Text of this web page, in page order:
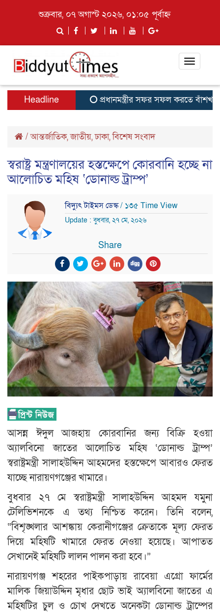
শুক্রবার, ০৭ অগাস্ট ২০২৬, ০১:০৫ পূর্বাহ্ন
Toggle
Headline প্রধানমন্ত্রীর সফর সফল করতে
/আন্তর্জাতিক,জাতীয়,ঢাকা,বিশেষ সংবাদ
স্বরাষ্ট্র মন্ত্রণালয়ের হস্তক্ষেপে কোরবানি হচ্ছে না
আলোচিত মহিষ ‘ডোনাল্ড ট্রাম্প’
বিদ্যুৎ টাইমস ডেস্ক/ ১৩৫ Time View
Update : বুধবার, ২৭ মে, ২০২৬
Share
আসন্ন ঈদুল আজহায় কোরবানির জন্য বিক্রি হওয়া
অ্যালবিনো জাতের আলোচিত মহিষ ‘ডোনাল্ড ট্রাম্প’
স্বরাষ্ট্রমন্ত্রী সালাহউদ্দিন আহমদের হস্তক্ষেপে আবারও ফেরত
যাচ্ছে নারায়ণগঞ্জের খামারে।
বুধবার ২৭ মে স্বরাষ্ট্রমন্ত্রী সালাহউদ্দিন আহমদ যমুনা
টেলিভিশনকে এ তথ্য নিশ্চিত করেন। তিনি বলেন,
“বিশৃঙ্খলার আশঙ্কায় কেরানীগঞ্জের ক্রেতাকে মূল্য ফেরত
দিয়ে মহিষটি খামারে ফেরত নেওয়া হয়েছে। আপাতত
সেখানেই মহিষটি লালন পালন করা হবে।”
নারায়ণগঞ্জ শহরের পাইকপাড়ায় রাবেয়া এগ্রো ফার্মের
মালিক জিয়াউদ্দিন মৃধার ছোট ভাই অ্যালবিনো জাতের এ
মহিষটির চুল ও চোখ দেখতে অনেকটা ডোনাল্ড ট্রাম্পের